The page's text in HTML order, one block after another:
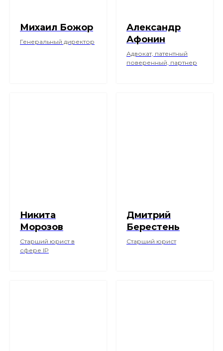
Михаил Божор
Генеральный директор
Александр
Афонин
Адвокат, патентный
поверенный, партнер
Никита
Морозов
Старший юрист в
сфере IP
Дмитрий
Берестень
Старший юрист